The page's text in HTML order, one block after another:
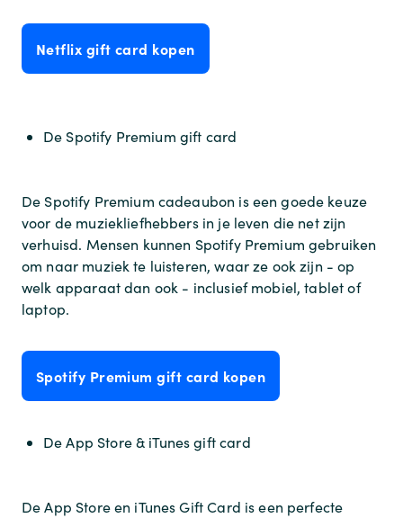
Netflix gift card kopen
De Spotify Premium gift card
De Spotify Premium cadeaubon is een goede keuze
voor de muziekliefhebbers in je leven die net zijn
verhuisd. Mensen kunnen Spotify Premium gebruiken
om naar muziek te luisteren, waar ze ook zijn - op
welk apparaat dan ook - inclusief mobiel, tablet of
laptop.
Spotify Premium gift card kopen
De App Store & iTunes gift card
De App Store en iTunes Gift Card is een perfecte